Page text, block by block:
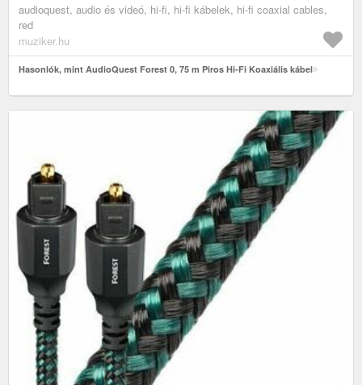
audioquest, audio és videó, hi-fi, hi-fi kábelek, hi-fi coaxial cables,
red
muziker.hu
Hasonlók, mint AudioQuest Forest 0, 75 m Piros Hi-Fi Koaxiális kábel